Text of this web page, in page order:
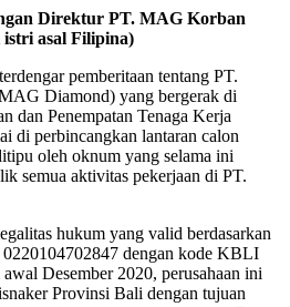
Direktur PT. MAG Korban
istri asal Filipina)
pemberitaan tentang PT.
Diamond) yang bergerak di
dan Penempatan Tenaga Kerja
di perbincangkan lantaran calon
oleh oknum yang selama ini
semua aktivitas pekerjaan di PT.
hukum yang valid berdasarkan
dengan kode KBLI
Desember 2020, perusahaan ini
Provinsi Bali dengan tujuan